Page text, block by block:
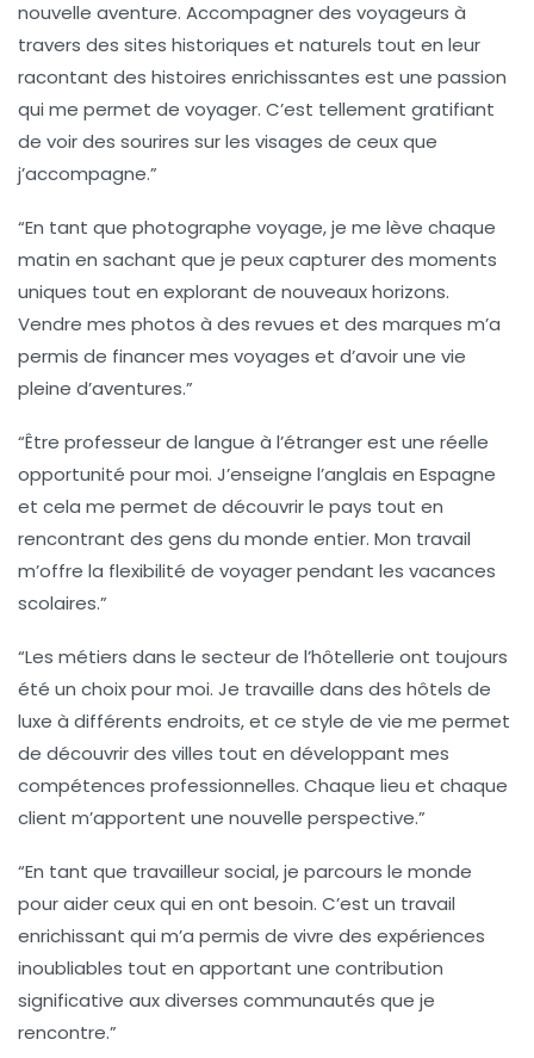
nouvelle aventure. Accompagner des voyageurs à
travers des sites historiques et naturels tout en leur
racontant des histoires enrichissantes est une passion
qui me permet de voyager. C’est tellement gratifiant
de voir des sourires sur les visages de ceux que
j’accompagne.”
“En tant que photographe voyage, je me lève chaque
matin en sachant que je peux capturer des moments
uniques tout en explorant de nouveaux horizons.
Vendre mes photos à des revues et des marques m’a
permis de financer mes voyages et d’avoir une vie
pleine d’aventures.”
“Être professeur de langue à l’étrangerest une réelle
opportunité pour moi. J’enseigne l’anglais en Espagne
et cela me permet de découvrir le pays tout en
rencontrant des gens du monde entier. Mon travail
m’offre la flexibilité de voyager pendant les vacances
scolaires.”
“Les métiers dans le secteur de l’hôtellerie ont toujours
été un choix pour moi. Je travaille dans des hôtels de
luxe à différents endroits, et ce style de vie me permet
de découvrir des villes tout en développant mes
compétences professionnelles. Chaque lieu et chaque
client m’apportent une nouvelle perspective.”
“En tant que travailleur social, je parcours le monde
pour aider ceux qui en ont besoin. C’est un travail
enrichissant qui m’a permis de vivre des expériences
inoubliables tout en apportant une contribution
significative aux diverses communautés que je
rencontre.”